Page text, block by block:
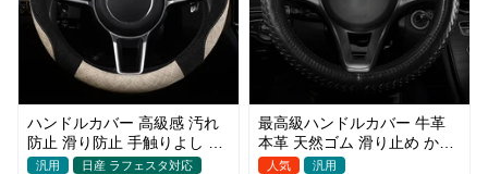
ハンドルカバー 高級感 汚れ
防止 滑り防止 手触りよし 通
気性いい リネン素材 上質
汎用 日産 ラフェスタ対応
最高級ハンドルカバー 牛革
本革 天然ゴム 滑り止め かっ
こいい 35~40CM
人気
汎用